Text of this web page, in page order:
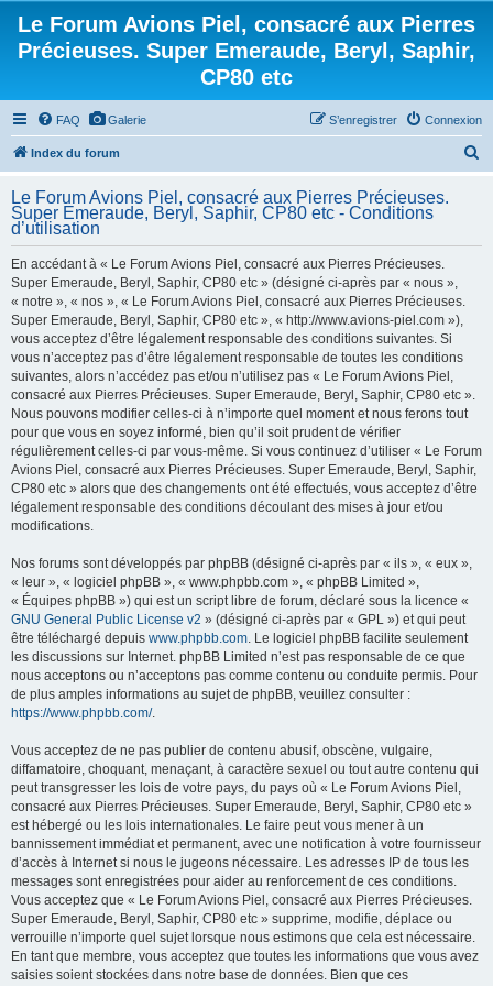
Le Forum Avions Piel, consacré aux Pierres
Précieuses. Super Emeraude, Beryl, Saphir,
CP80 etc
FAQ Galerie Connexion
S’enregistrer
Index du forum
Le Forum Avions Piel, consacré aux Pierres Précieuses.
Super Emeraude, Beryl, Saphir, CP80 etc - Conditions
d’utilisation
En accédant à « Le Forum Avions Piel, consacré aux Pierres Précieuses.
Super Emeraude, Beryl, Saphir, CP80 etc » (désigné ci-après par « nous »,
« notre », « nos », « Le Forum Avions Piel, consacré aux Pierres Précieuses.
Super Emeraude, Beryl, Saphir, CP80 etc », « http://www.avions-piel.com »),
vous acceptez d’être légalement responsable des conditions suivantes. Si
vous n’acceptez pas d’être légalement responsable de toutes les conditions
suivantes, alors n’accédez pas et/ou n’utilisez pas « Le Forum Avions Piel,
consacré aux Pierres Précieuses. Super Emeraude, Beryl, Saphir, CP80 etc ».
Nous pouvons modifier celles-ci à n’importe quel moment et nous ferons tout
pour que vous en soyez informé, bien qu’il soit prudent de vérifier
régulièrement celles-ci par vous-même. Si vous continuez d’utiliser « Le Forum
Avions Piel, consacré aux Pierres Précieuses. Super Emeraude, Beryl, Saphir,
CP80 etc » alors que des changements ont été effectués, vous acceptez d’être
légalement responsable des conditions découlant des mises à jour et/ou
modifications.
Nos forums sont développés par phpBB (désigné ci-après par « ils », « eux »,
« leur », « logiciel phpBB », « www.phpbb.com », « phpBB Limited »,
« Équipes phpBB ») qui est un script libre de forum, déclaré sous la licence «
GNU General Public License v2 » (désigné ci-après par « GPL ») et qui peut
être téléchargé depuis www.phpbb.com. Le logiciel phpBB facilite seulement
les discussions sur Internet. phpBB Limited n’est pas responsable de ce que
nous acceptons ou n’acceptons pas comme contenu ou conduite permis. Pour
de plus amples informations au sujet de phpBB, veuillez consulter :
https://www.phpbb.com/.
Vous acceptez de ne pas publier de contenu abusif, obscène, vulgaire,
diffamatoire, choquant, menaçant, à caractère sexuel ou tout autre contenu qui
peut transgresser les lois de votre pays, du pays où « Le Forum Avions Piel,
consacré aux Pierres Précieuses. Super Emeraude, Beryl, Saphir, CP80 etc »
est hébergé ou les lois internationales. Le faire peut vous mener à un
bannissement immédiat et permanent, avec une notification à votre fournisseur
d’accès à Internet si nous le jugeons nécessaire. Les adresses IP de tous les
messages sont enregistrées pour aider au renforcement de ces conditions.
Vous acceptez que « Le Forum Avions Piel, consacré aux Pierres Précieuses.
Super Emeraude, Beryl, Saphir, CP80 etc » supprime, modifie, déplace ou
verrouille n’importe quel sujet lorsque nous estimons que cela est nécessaire.
En tant que membre, vous acceptez que toutes les informations que vous avez
saisies soient stockées dans notre base de données. Bien que ces